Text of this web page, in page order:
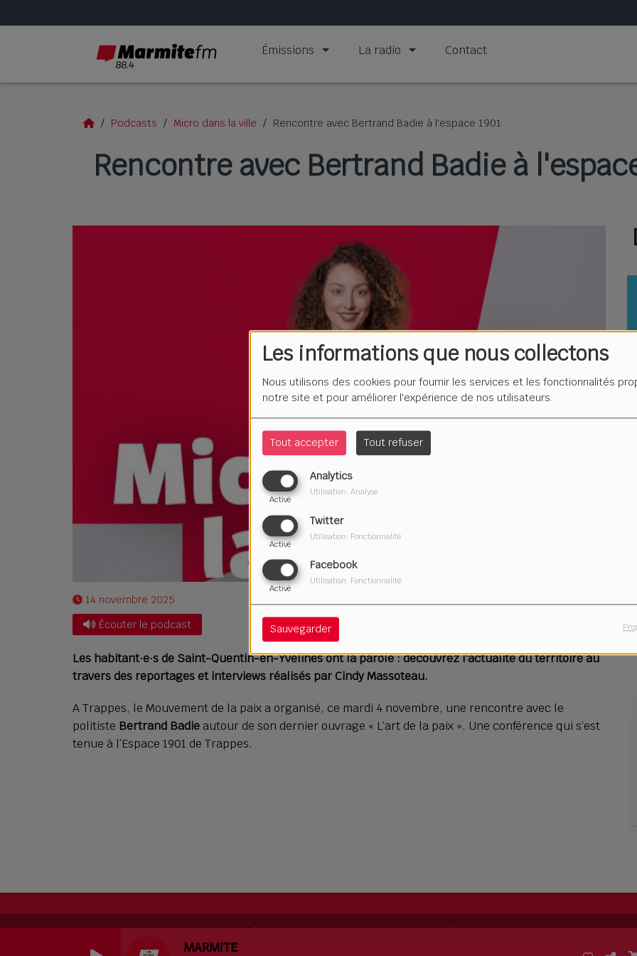
Les informations que nous collectons
Nous utilisons des cookies pour fournir les services et les fonctionnalités
notre site et pour améliorer l'expérience de nos utilisateurs.
Tout accepter Tout refuser
Analytics
Activé
Utilisation: Analyse
Twitter
Activé
Utilisation: Fonctionnalité
Facebook
Activé
Utilisation: Fonctionnalité
Sauvegarder
Émissions La radio Contact
MARMITE
Podcasts Micro dans la ville Rencontre avec Bertrand Badie à l'espace 1901
Rencontre avec Bertrand Badie à
14 novembre 2025
Écouter le podcast
Les habitant·e·s de Saint-Quentin-en-Yvelines ont la parole : découvrez l'actualité du territoire au
travers des reportages et interviews réalisés par Cindy Massoteau.
A Trappes, le Mouvement de la paix a organisé, ce mardi 4 novembre, une rencontre avec le
politiste Bertrand Badie autour de son dernier ouvrage « L’art de la paix ». Une conférence qui s’est
tenue à l’Espace 1901 de Trappes.
RadioKing © 2026 | Site radio créé avecRadioKing. RadioKing permet decréer sa propre radiofacilement.